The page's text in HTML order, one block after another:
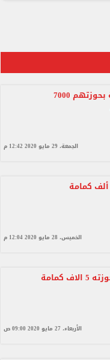
سقوط طالبين وفرد أمن بشركة بحوزتهم 7000
الجمعة، 29 مايو 2020 12:42 م
سقوط فنى كهرباء وبحوزته 15 ألف كمامة
الخميس، 28 مايو 2020 12:04 م
اعرف عقوبة صاحب محل ضبط بحوزته 5 الاف كمامة
الأربعاء، 27 مايو 2020 09:00 ص